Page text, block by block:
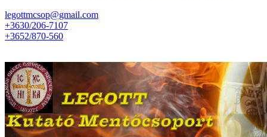
legottmcsop@gmail.com
+3630/206-7107
+3652/870-560